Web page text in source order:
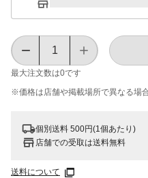
最大注文数は0です
※価格は​店舗や​掲載場所で​異なる​場
個別送料 500円(1個あたり)
店舗での受取は送料無料
送料について